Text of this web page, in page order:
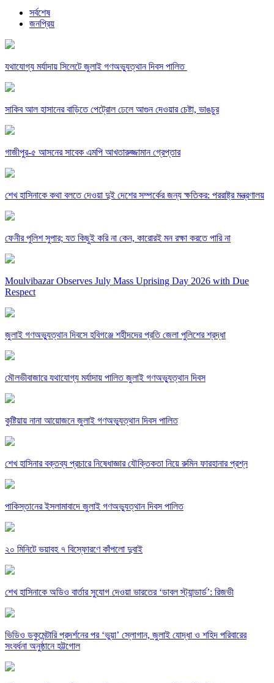
সর্বশেষ
জনপ্রিয়
যথাযোগ্য মর্যাদায় সিলেটে জুলাই গণঅভ্যুত্থান দিবস পালিত
সাকিব আল হাসানের বাড়িতে পেট্রোল ঢেলে আগুন দেওয়ার চেষ্টা, ভাঙচুর
গাজীপুর-৫ আসনের সাবেক এমপি আখতারুজ্জামান গ্রেপ্তার
শেখ হাসিনাকে কথা বলতে দেওয়া দুই দেশের সম্পর্কের জন্য ক্ষতিকর: পররাষ্ট্র মন্ত্রণালয়
ফেনীর পুলিশ সুপার; যত কিছুই করি না কেন, কারোরই মন রক্ষা করতে পারি না
Moulvibazar Observes July Mass Uprising Day 2026 with Due
Respect
জুলাই গণঅভ্যুত্থান দিবসে হবিগঞ্জে শহীদদের প্রতি জেলা পুলিশের শ্রদ্ধা
মৌলভীবাজারে যথাযোগ্য মর্যাদায় পালিত জুলাই গণঅভ্যুত্থান দিবস
কুষ্টিয়ায় নানা আয়োজনে জুলাই গণঅভ্যুত্থান দিবস পালিত
শেখ হাসিনার বক্তব্য প্রচারে নিষেধাজ্ঞার যৌক্তিকতা নিয়ে রুমিন ফারহানার প্রশ্ন
পাকিস্তানের ইসলামাবাদে জুলাই গণঅভ্যুত্থান দিবস পালিত
২০ মিনিটে ভয়াবহ ৭ বিস্ফোরণে কাঁপলো দুবাই
শেখ হাসিনাকে অডিও বার্তার সুযোগ দেওয়া ভারতের ‘ডাবল স্ট্যান্ডার্ড’: রিজভী
ভিডিও ডকুমেন্টারি প্রদর্শনের পর ‘ভুয়া’ স্লোগান, জুলাই যোদ্ধা ও শহিদ পরিবারের
সংবর্ধনা অনুষ্ঠানে হট্টগোল